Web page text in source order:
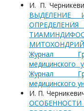
И. П.
ВЫДЕЛЕНИЕ
Журнал
Журнал
медицинского
И. П.